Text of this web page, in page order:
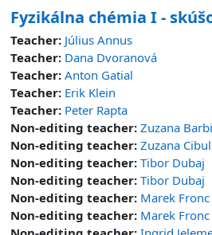
Fyzikálna chémia I -
Teacher: Július Annus
Teacher: Dana Dvoranová
Teacher: Anton Gatial
Teacher: Erik Klein
Teacher: Peter Rapta
Non-editing teacher: Zuzana
Non-editing teacher: Zuzana
Non-editing teacher: Tibor Dubaj
Non-editing teacher: Tibor Dubaj
Non-editing teacher: Marek Fronc
Non-editing teacher: Marek Fronc